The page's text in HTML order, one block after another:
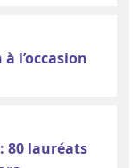
l’occasion
80 lauréats